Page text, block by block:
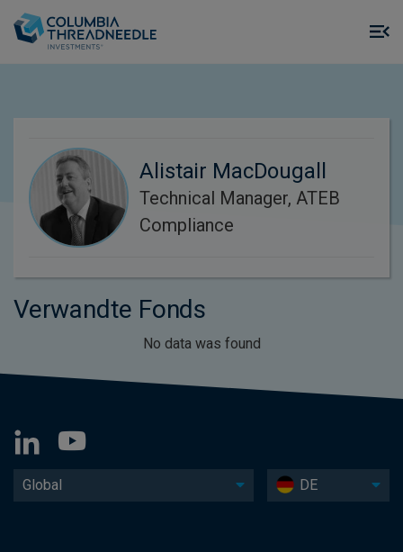
Alistair MacDougall
Technical Manager, ATEB
Compliance
Verwandte Fonds
No data was found
Global DE